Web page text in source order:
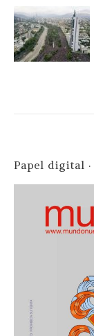
Papel digital ·